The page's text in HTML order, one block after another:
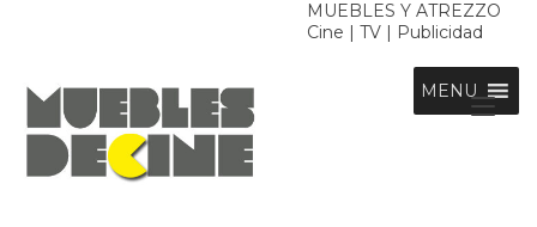
MUEBLES Y ATREZZO
Cine | TV | Publicidad
MENU